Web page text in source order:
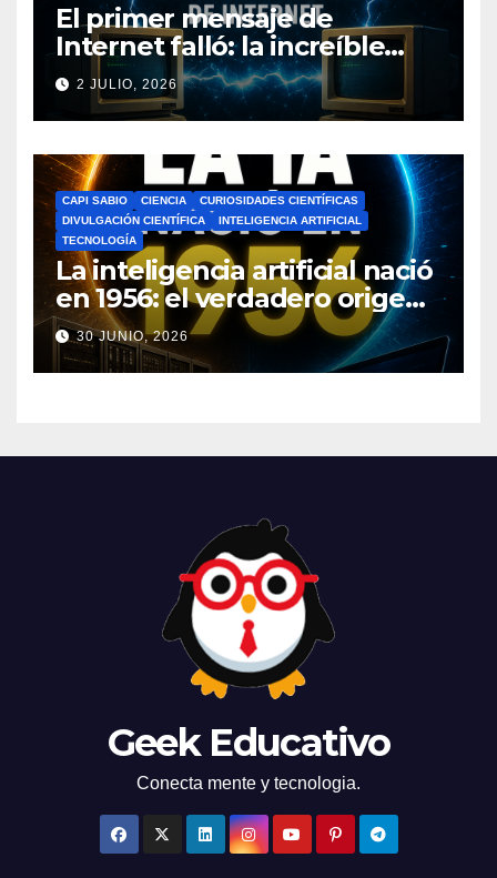
El primer mensaje de
Internet falló: la increíble
historia de ARPANET que
cambió el mundo
2 JULIO, 2026
CAPI SABIO CIENCIA
CURIOSIDADES CIENTÍFICAS
DIVULGACIÓN CIENTÍFICA
INTELIGENCIA ARTIFICIAL
TECNOLOGÍA
La inteligencia artificial nació
en 1956: el verdadero origen
de la IA que cambió el
mundo
30 JUNIO, 2026
Geek Educativo
Conecta mente y tecnologia.